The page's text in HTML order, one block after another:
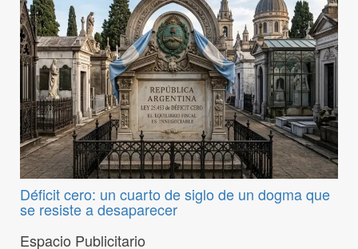
Déficit cero: un cuarto de siglo de un dogma que
se resiste a desaparecer
Espacio Publicitario